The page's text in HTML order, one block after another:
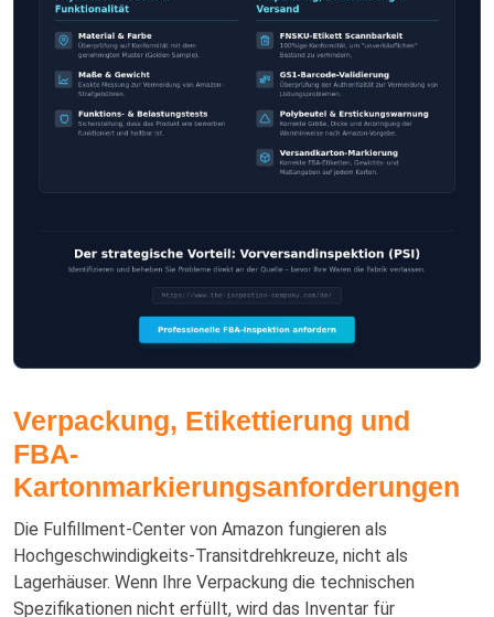
Verpackung, Etikettierung und
FBA-
Kartonmarkierungsanforderungen
Die Fulfillment-Center von Amazon fungieren als
Hochgeschwindigkeits-Transitdrehkreuze, nicht als
Lagerhäuser. Wenn Ihre Verpackung die technischen
Spezifikationen nicht erfüllt, wird das Inventar für